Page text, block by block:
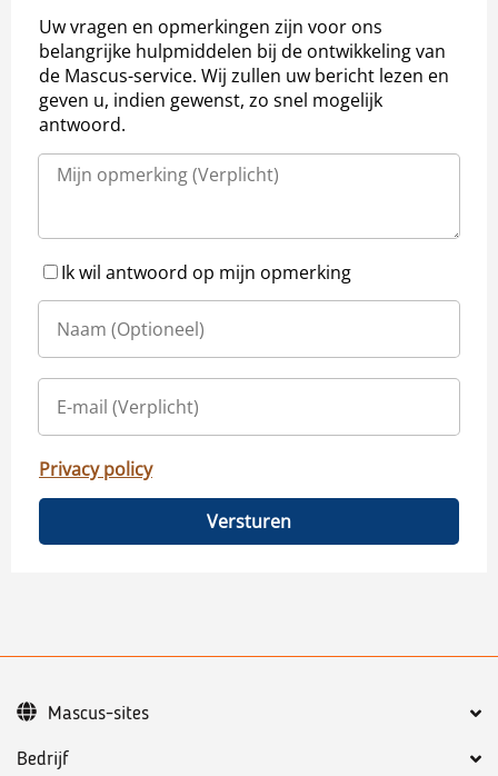
Uw vragen en opmerkingen zijn voor ons
belangrijke hulpmiddelen bij de ontwikkeling van
de Mascus-service. Wij zullen uw bericht lezen en
geven u, indien gewenst, zo snel mogelijk
antwoord.
Ik wil antwoord op mijn opmerking
Privacy policy
Versturen
Bedrijf
Mascus-sites